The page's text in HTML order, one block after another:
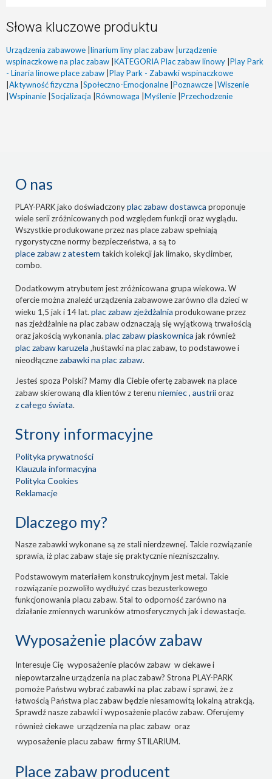
Słowa kluczowe produktu
Urządzenia zabawowe linarium liny plac zabaw urządzenie
wspinaczkowe na plac zabaw KATEGORIA Plac zabaw linowy Play Park
- Linaria linowe place zabaw Play Park - Zabawki wspinaczkowe
Aktywność fizyczna Społeczno-Emocjonalne Poznawcze Wiszenie
Wspinanie Socjalizacja Równowaga Myślenie Przechodzenie
O nas
PLAY-PARK jako doświadczonyplac zabaw dostawca proponuje
wiele serii zróżnicowanych pod względem funkcji oraz wyglądu.
Wszystkie produkowane przez nas place zabaw spełniają
rygorystyczne normy bezpieczeństwa, a są to
place zabaw z atestem takich kolekcji jak limako, skyclimber,
combo.
Dodatkowym atrybutem jest zróżnicowana grupa wiekowa. W
ofercie można znaleźć urządzenia zabawowe zarówno dla dzieci w
wieku 1,5 jak i 14 lat. plac zabaw zjeżdżalnia produkowane przez
nas zjeżdżalnie na plac zabaw odznaczają się wyjątkową trwałością
oraz jakością wykonania. plac zabaw piaskownica jak również
plac zabaw karuzela ,huśtawki na plac zabaw, to podstawowe i
nieodłącznezabawki na plac zabaw.
Jesteś spoza Polski? Mamy dla Ciebie ofertę zabawek na place
zabaw skierowaną dla klientów z terenu niemiec , austriioraz
z całego świata.
Strony informacyjne
Polityka prywatności
Klauzula informacyjna
Polityka Cookies
Reklamacje
Dlaczego my?
Nasze zabawki wykonane są ze stali nierdzewnej. Takie rozwiązanie
sprawia, iż plac zabaw staje się praktycznie niezniszczalny.
Podstawowym materiałem konstrukcyjnym jest metal. Takie
rozwiązanie pozwoliło wydłużyć czas bezusterkowego
funkcjonowania placu zabaw. Stal to odporność zarówno na
działanie zmiennych warunków atmosferycznych jak i dewastacje.
Wyposażenie placów zabaw
Interesuje Cię wyposażenie placów zabaw w ciekawe i
niepowtarzalne urządzenia na plac zabaw? Strona PLAY-PARK
pomoże Państwu wybrać zabawki na plac zabaw i sprawi, że z
łatwością Państwa plac zabaw będzie niesamowitą lokalną atrakcją.
Sprawdź nasze zabawki i wyposażenie placów zabaw. Oferujemy
również ciekawe urządzenia na plac zabaw oraz
wyposażenie placu zabaw firmy STILARIUM.
Place zabaw producent